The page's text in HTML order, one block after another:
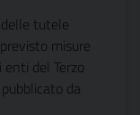
tutele
misure
del Terzo
da